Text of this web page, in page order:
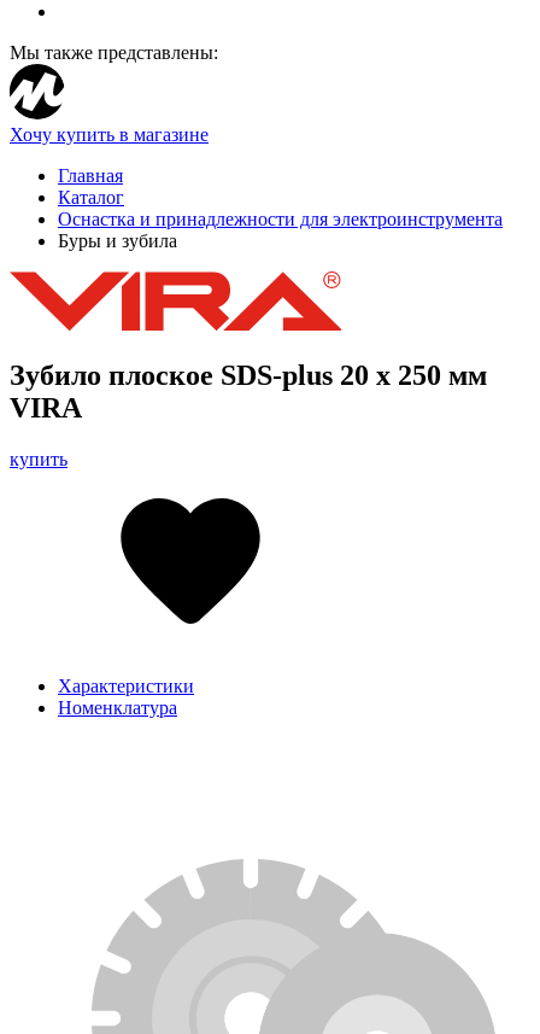
Мы также представлены:
Хочу купить в магазине
Главная
Каталог
Оснастка и принадлежности для электроинструмента
Буры и зубила
Зубило плоское SDS-plus 20 х 250 мм
VIRA
купить
Характеристики
Номенклатура